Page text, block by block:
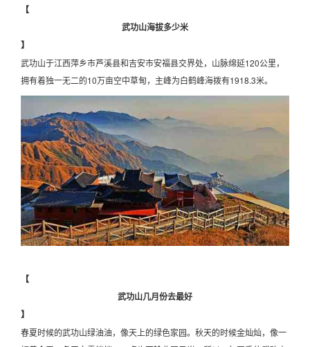
【
武功山海拔多少米
】
武功山于江西萍乡市芦溪县和吉安市安福县交界处，山脉绵延120公里，
拥有着独一无二的10万亩空中草甸，主峰为白鹤峰海拨有1918.3米。
【
武功山几月份去最好
】
春夏时候的武功山绿油油，像天上的绿色家园。秋天的时候金灿灿，像一